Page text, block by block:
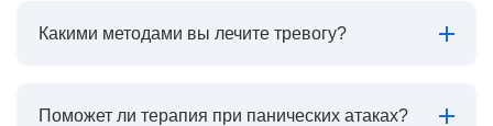
Какими методами вы лечите тревогу?
Поможет ли терапия при панических атаках?